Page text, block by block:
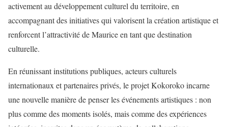
activement au développement culturel du territoire, en
accompagnant des initiatives qui valorisent la création artistique et
renforcent l’attractivité de Maurice en tant que destination
culturelle.
En réunissant institutions publiques, acteurs culturels
internationaux et partenaires privés, le projet Kokoroko incarne
une nouvelle manière de penser les événements artistiques : non
plus comme des moments isolés, mais comme des expériences